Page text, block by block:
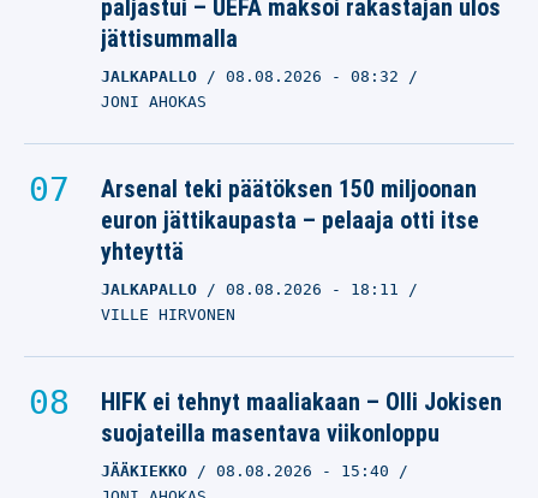
paljastui – UEFA maksoi rakastajan ulos
jättisummalla
JALKAPALLO 08.08.2026 - 08:32
JONI AHOKAS
Arsenal teki päätöksen 150 miljoonan
euron jättikaupasta – pelaaja otti itse
yhteyttä
JALKAPALLO 08.08.2026 - 18:11
VILLE HIRVONEN
HIFK ei tehnyt maaliakaan – Olli Jokisen
suojateilla masentava viikonloppu
JÄÄKIEKKO 08.08.2026 - 15:40